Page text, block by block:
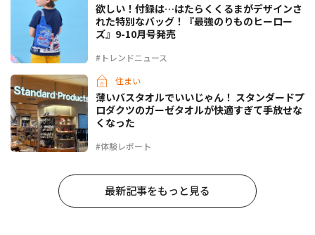
#トレンドニュース
欲しい！付録は…はたらくくるまがデザインさ
れた特別なバッグ！『最強のりものヒーロー
ズ』9-10月号発売
住まい
#体験レポート
薄いバスタオルでいいじゃん！ スタンダードプ
ロダクツのガーゼタオルが快適すぎて手放せな
くなった
最新記事をもっと見る